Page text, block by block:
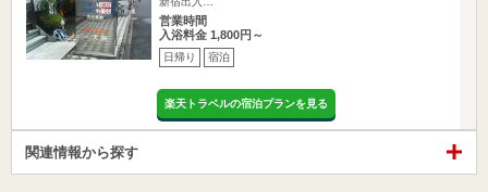
営業時間
入浴料金 1,800円～
日帰り 宿泊
楽天トラベルの宿泊プランを見る
関連情報から探す